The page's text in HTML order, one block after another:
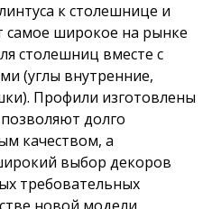
к столешнице и
самое широкое на рынке
столешниц вместе с
(углы внутренние,
Профили изготовлены
долго
качеством, а
выбор декоров
требовательных